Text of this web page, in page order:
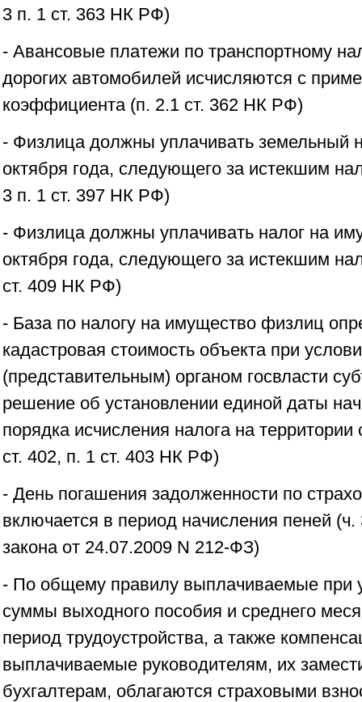
3 п. 1 ст. 363 НК РФ)
- Авансовые платежи по транспортному
дорогих автомобилей исчисляются с
коэффициента (п. 2.1 ст. 362 НК РФ)
- Физлица должны уплачивать земельный
октября года, следующего за истекшим
3 п. 1 ст. 397 НК РФ)
- Физлица должны уплачивать налог на
октября года, следующего за истекшим
ст. 409 НК РФ)
- База по налогу на имущество физлиц
кадастровая стоимость объекта при
(представительным) органом госвласти
решение об установлении единой даты
порядка исчисления налога на
ст. 402, п. 1 ст. 403 НК РФ)
- День погашения задолженности по
включается в период начисления пеней
закона от 24.07.2009 N 212-ФЗ)
- По общему правилу выплачиваемые при
суммы выходного пособия и среднего
период трудоустройства, а также
выплачиваемые руководителям, их
бухгалтерам, облагаются страховыми